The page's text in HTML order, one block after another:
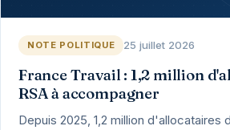
NOTE POLITIQUE 25 juillet 2026
France Travail : 1,2 million
RSA à accompagner
Depuis 2025, 1,2 million d'allocataires